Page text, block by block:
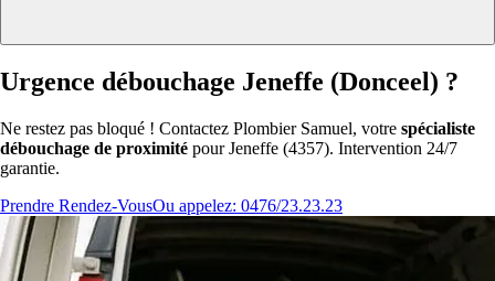
Urgence débouchage Jeneffe (Donceel) ?
Ne restez pas bloqué ! Contactez Plombier Samuel, votre spécialiste
débouchage de proximité pour Jeneffe (4357). Intervention 24/7
garantie.
Prendre Rendez-VousOu appelez: 0476/23.23.23